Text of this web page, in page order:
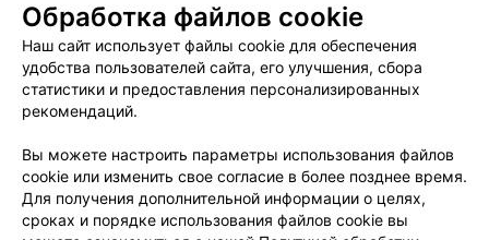
Вакансии
Публичный договор
Способы оплаты
Публичный договор по использованию сервиса
«Афиша»
Пользовательское соглашение
Связаться по вопросам сотрудничества
Написать руководителю relax.by
Персональные настройки cookie
Обработка файлов cookie
Наш сайт использует файлы cookie для обеспечения
удобства пользователей сайта, его улучшения, сбора
статистики и предоставления персонализированных
рекомендаций.
Вы можете настроить параметры использования файлов
cookie или изменить свое согласие в более позднее время.
Для получения дополнительной информации о целях,
сроках и порядке использования файлов cookie вы